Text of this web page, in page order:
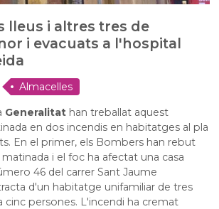
lleus i altres tres de
i evacuats a l'hospital
Almacelles
Generalitat han treballat aquest
en dos incendis en habitatges al pla
En el primer, els Bombers han rebut
matinada i el foc ha afectat una casa
46 del carrer Sant Jaume
d'un habitatge unifamiliar de tres
cinc persones. L'incendi ha cremat